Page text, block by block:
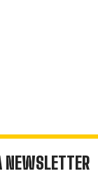
NEWSLETTER